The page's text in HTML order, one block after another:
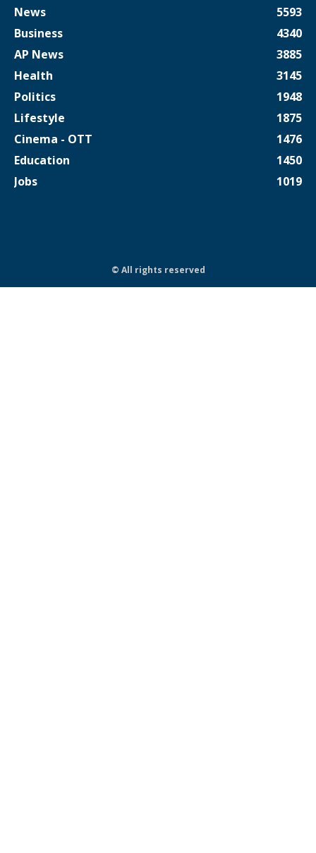
News
5593
Business
4340
AP News
3885
Health
3145
Politics
1948
Lifestyle
1875
Cinema - OTT
1476
Education
1450
Jobs
1019
© All rights reserved